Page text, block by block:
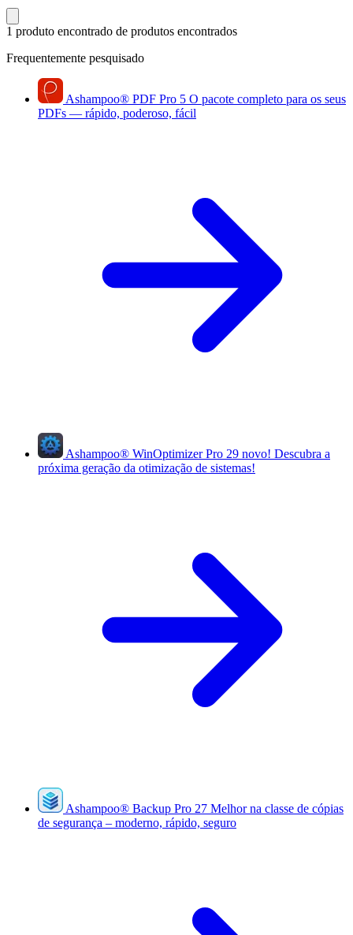
1 produto encontrado de produtos encontrados
Frequentemente pesquisado
Ashampoo® PDF Pro 5 O pacote completo para os seus
PDFs — rápido, poderoso, fácil
Ashampoo® WinOptimizer Pro 29 novo! Descubra a
próxima geração da otimização de sistemas!
Ashampoo® Backup Pro 27 Melhor na classe de cópias
de segurança – moderno, rápido, seguro